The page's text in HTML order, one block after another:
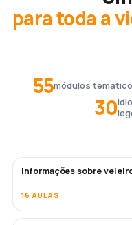
para toda a
55módulos
30
Informações sobre
16 AULAS